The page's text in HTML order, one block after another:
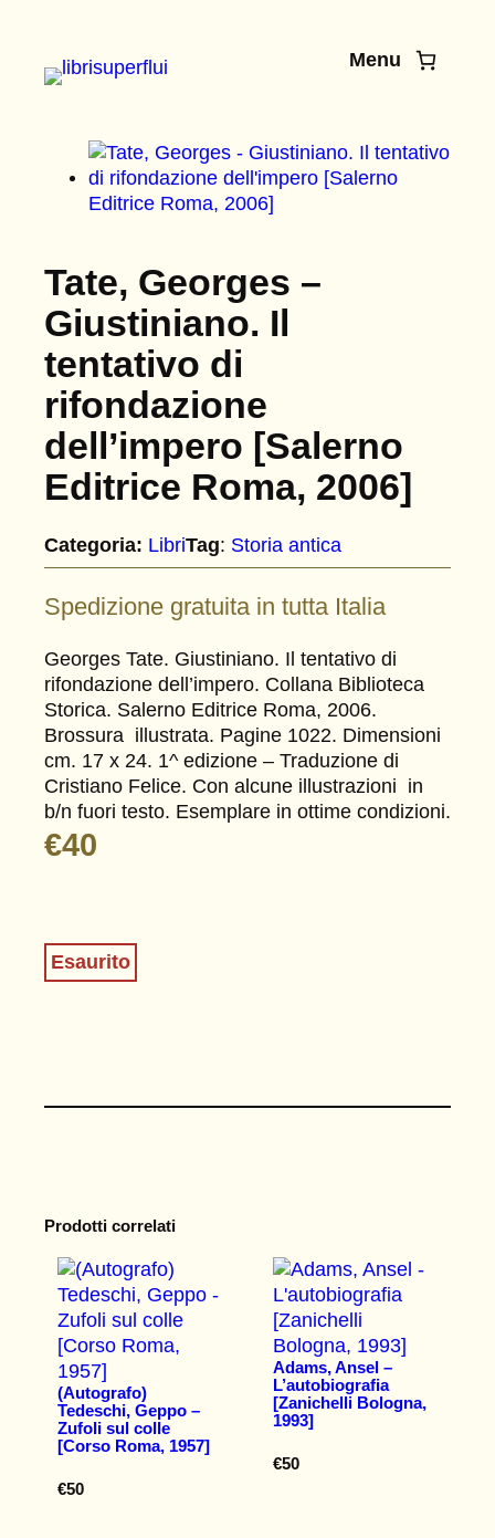
contenuto
Menu
Tate, Georges –
Giustiniano. Il
tentativo di
rifondazione
dell’impero [Salerno
Editrice Roma, 2006]
Categoria: LibriTag: Storia antica
Spedizione gratuita in tutta Italia
Georges Tate. Giustiniano. Il tentativo di
rifondazione dell’impero. Collana Biblioteca
Storica. Salerno Editrice Roma, 2006.
Brossura illustrata. Pagine 1022. Dimensioni
cm. 17 x 24. 1^ edizione – Traduzione di
Cristiano Felice. Con alcune illustrazioni in
b/n fuori testo. Esemplare in ottime condizioni.
€40
Esaurito
Prodotti correlati
(Autografo)
Tedeschi, Geppo –
Zufoli sul colle
[Corso Roma, 1957]
€50
Adams, Ansel –
L’autobiografia
[Zanichelli Bologna,
1993]
€50